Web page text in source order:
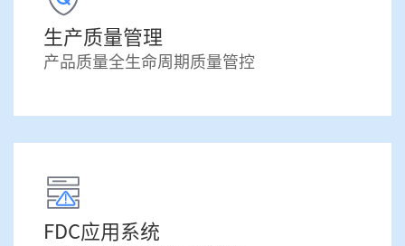
生产质量管理
产品质量全生命周期质量管控
FDC应用系统